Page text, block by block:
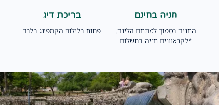
חניה בחינם
החניה בסמוך למתחם הלינה.
*לקראוונים חניה בתשלום
בריכת דיג
פתוח בלילות הקמפינג בלבד